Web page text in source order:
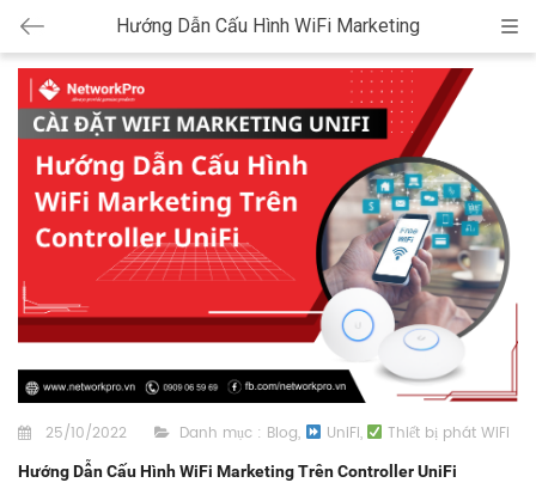
Hướng Dẫn Cấu Hình WiFi Marketing
25/10/2022 Danh mục : Blog, UniFi, Thiết bị phát WiFi
Hướng Dẫn Cấu Hình WiFi Marketing Trên Controller UniFi